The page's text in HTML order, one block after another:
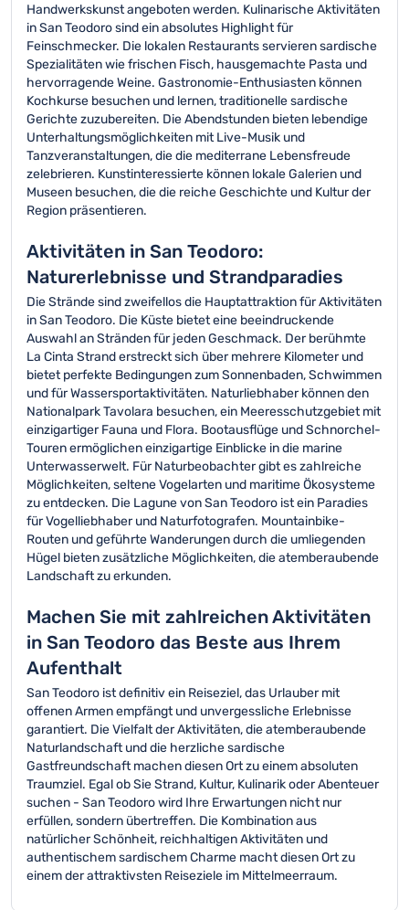
Handwerkskunst angeboten werden. Kulinarische Aktivitäten
in San Teodoro sind ein absolutes Highlight für
Feinschmecker. Die lokalen Restaurants servieren sardische
Spezialitäten wie frischen Fisch, hausgemachte Pasta und
hervorragende Weine. Gastronomie-Enthusiasten können
Kochkurse besuchen und lernen, traditionelle sardische
Gerichte zuzubereiten. Die Abendstunden bieten lebendige
Unterhaltungsmöglichkeiten mit Live-Musik und
Tanzveranstaltungen, die die mediterrane Lebensfreude
zelebrieren. Kunstinteressierte können lokale Galerien und
Museen besuchen, die die reiche Geschichte und Kultur der
Region präsentieren.
Aktivitäten in San Teodoro:
Naturerlebnisse und Strandparadies
Die Strände sind zweifellos die Hauptattraktion für Aktivitäten
in San Teodoro. Die Küste bietet eine beeindruckende
Auswahl an Stränden für jeden Geschmack. Der berühmte
La Cinta Strand erstreckt sich über mehrere Kilometer und
bietet perfekte Bedingungen zum Sonnenbaden, Schwimmen
und für Wassersportaktivitäten. Naturliebhaber können den
Nationalpark Tavolara besuchen, ein Meeresschutzgebiet mit
einzigartiger Fauna und Flora. Bootausflüge und Schnorchel-
Touren ermöglichen einzigartige Einblicke in die marine
Unterwasserwelt. Für Naturbeobachter gibt es zahlreiche
Möglichkeiten, seltene Vogelarten und maritime Ökosysteme
zu entdecken. Die Lagune von San Teodoro ist ein Paradies
für Vogelliebhaber und Naturfotografen. Mountainbike-
Routen und geführte Wanderungen durch die umliegenden
Hügel bieten zusätzliche Möglichkeiten, die atemberaubende
Landschaft zu erkunden.
Machen Sie mit zahlreichen Aktivitäten
in San Teodoro das Beste aus Ihrem
Aufenthalt
San Teodoro ist definitiv ein Reiseziel, das Urlauber mit
offenen Armen empfängt und unvergessliche Erlebnisse
garantiert. Die Vielfalt der Aktivitäten, die atemberaubende
Naturlandschaft und die herzliche sardische
Gastfreundschaft machen diesen Ort zu einem absoluten
Traumziel. Egal ob Sie Strand, Kultur, Kulinarik oder Abenteuer
suchen - San Teodoro wird Ihre Erwartungen nicht nur
erfüllen, sondern übertreffen. Die Kombination aus
natürlicher Schönheit, reichhaltigen Aktivitäten und
authentischem sardischem Charme macht diesen Ort zu
einem der attraktivsten Reiseziele im Mittelmeerraum.